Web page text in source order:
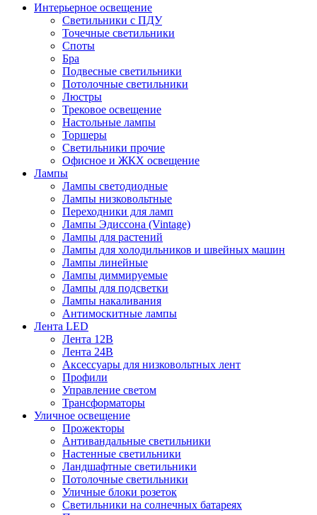
Интерьерное освещение
Светильники с ПДУ
Точечные светильники
Споты
Бра
Подвесные светильники
Потолочные светильники
Люстры
Трековое освещение
Настольные лампы
Торшеры
Светильники прочие
Офисное и ЖКХ освещение
Лампы
Лампы светодиодные
Лампы низковольтные
Переходники для ламп
Лампы Эдиссона (Vintage)
Лампы для растений
Лампы для холодильников и швейных машин
Лампы линейные
Лампы диммируемые
Лампы для подсветки
Лампы накаливания
Антимоскитные лампы
Лента LED
Лента 12В
Лента 24В
Аксессуары для низковольтных лент
Профили
Управление светом
Трансформаторы
Уличное освещение
Прожекторы
Антивандальные светильники
Настенные светильники
Ландшафтные светильники
Потолочные светильники
Уличные блоки розеток
Светильники на солнечных батареях